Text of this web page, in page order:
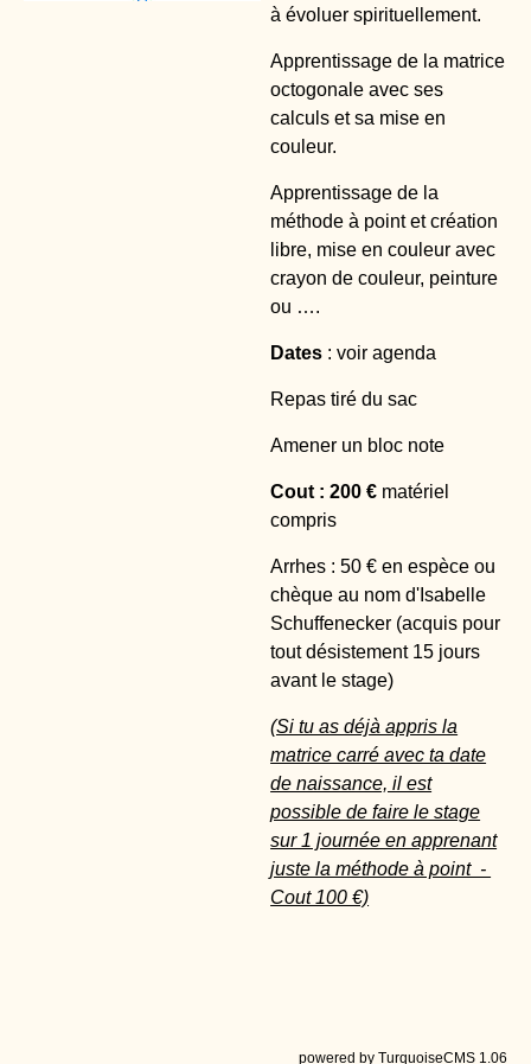
à évoluer spirituellement.
Apprentissage de la matrice
octogonale avec ses
calculs et sa mise en
couleur.
Apprentissage de la
méthode à point et création
libre, mise en couleur avec
crayon de couleur, peinture
ou ….
Dates : voir agenda
Repas tiré du sac
Amener un bloc note
Cout : 200 € matériel
compris
Arrhes : 50 € en espèce ou
chèque au nom d'Isabelle
Schuffenecker (acquis pour
tout désistement 15 jours
avant le stage)
(Si tu as déjà appris la
matrice carré avec ta date
de naissance, il est
possible de faire le stage
sur 1 journée en apprenant
juste la méthode à point -
Cout 100 €)
powered by TurquoiseCMS 1.06